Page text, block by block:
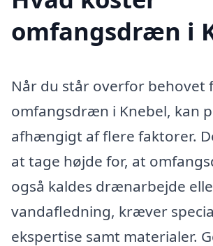
omfangsdræn i
Når du står overfor behovet
omfangsdræn i Knebel, kan
afhængigt af flere faktorer.
at tage højde for, at
også kaldes drænarbejde
vandafledning, kræver
ekspertise samt materialer.